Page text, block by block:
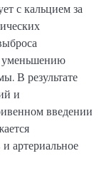
с кальцием за
уменьшению
В результате
и
введении
артериальное